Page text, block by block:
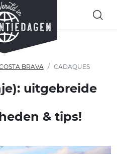
BRAVA CADAQUES
uitgebreide
& tips!